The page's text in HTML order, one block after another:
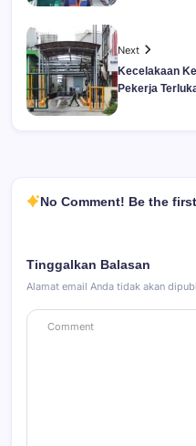
Next
Kecelakaan
Pekerja
No Comment! Be the
Tinggalkan Balasan
Alamat email Anda tidak akan